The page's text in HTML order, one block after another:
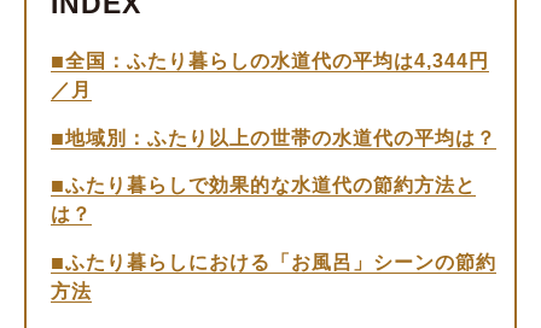
全国：ふたり暮らしの水道代の平均は4,344円
／月
地域別：ふたり以上の世帯の水道代の平均は？
ふたり暮らしで効果的な水道代の節約方法と
は？
ふたり暮らしにおける「お風呂」シーンの節約
方法